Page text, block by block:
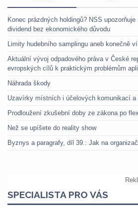
Konec prázdných holdingů? NSS
dividend bez ekonomického důvodu
Limity hudebního samplingu aneb konečně
Aktuální vývoj odpadového práva v České
evropských cílů k praktickým problémům
Náhrada škody
Uzavírky místních i účelových komunikací
Prodloužení zkušební doby ze zákona po
Než se upíšete do reality show
Byznys a paragrafy, díl 39.: Jak na